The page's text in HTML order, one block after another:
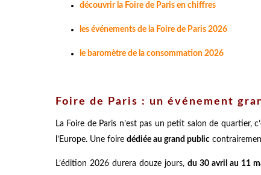
découvrir la Foire de Paris en chiffres
les événements de la Foire de Paris 2026
le baromètre de la consommation 2026
Foire de Paris : un événement
La Foire de Paris n’est pas un petit salon de quartier,
l’Europe. Une foire dédiée au grand public
L’édition 2026 durera douze jours, du 30 avril au 11